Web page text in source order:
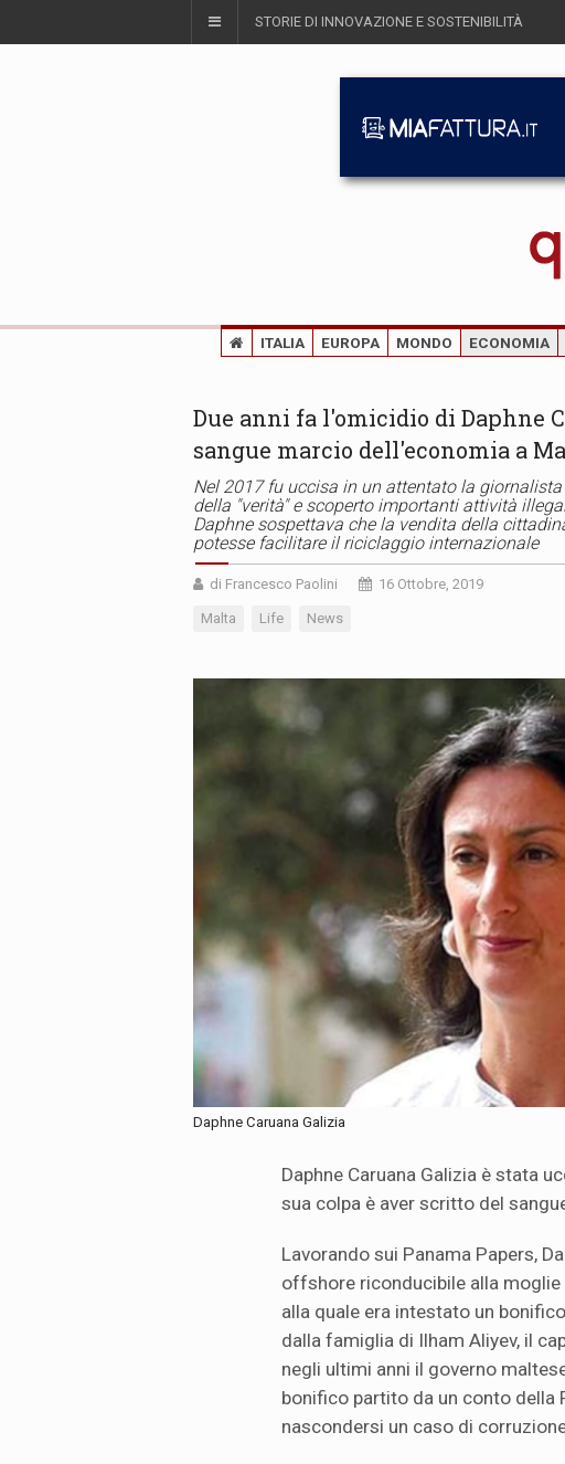
STORIE DI INNOVAZIONE E SOSTENIBILITÀ
ITALIA EUROPA MONDO ECONOMIA
Due anni fa l'omicidio di Daphne
sangue marcio dell'economia a
Nel 2017 fu uccisa in un attentato la
della "verità" e scoperto importanti attività
Daphne sospettava che la vendita della
potesse facilitare il riciclaggio internazionale
di Francesco Paolini 16 Ottobre, 2019
Malta Life News
Daphne Caruana Galizia
Daphne Caruana Galizia è stata
sua colpa è aver scritto del
Lavorando sui Panama Papers,
offshore riconducibile alla
alla quale era intestato un
dalla famiglia di Ilham Aliyev, il
negli ultimi anni il governo
bonifico partito da un conto della
nascondersi un caso di